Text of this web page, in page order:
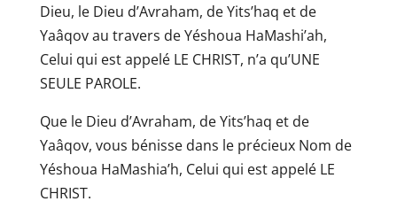
Dieu, le Dieu d’Avraham, de Yits’haq et de
Yaâqov au travers de Yéshoua HaMashi’ah,
Celui qui est appelé LE CHRIST, n’a qu’UNE
SEULE PAROLE.
Que le Dieu d’Avraham, de Yits’haq et de
Yaâqov, vous bénisse dans le précieux Nom de
Yéshoua HaMashia’h, Celui qui est appelé LE
CHRIST.